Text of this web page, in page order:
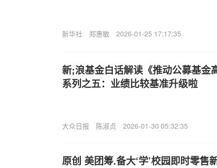
新华社 郑惠敏 2026-01-25 17:17:35
新;浪基金白话解读《推动公募基金
系列之五：业绩比较基准升级啦
大众日报 陈淑贞 2026-01-30 05:32:35
原创 美团筹.备大‘学’校园即时零售